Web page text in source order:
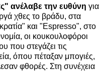
ανέλαβε την ευθύνη για
χθες το βράδυ, στα
και "Espresso", στο
οι κουκουλοφόροι
που στεγάζει τις
όπου πέταξαν μπογιές,
φθορές. Στη συνέχεια